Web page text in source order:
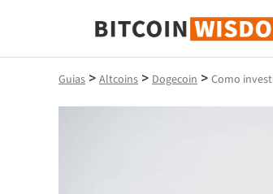
Sabedoria do Bitcoin
Guias > Altcoins > Dogecoin > Como